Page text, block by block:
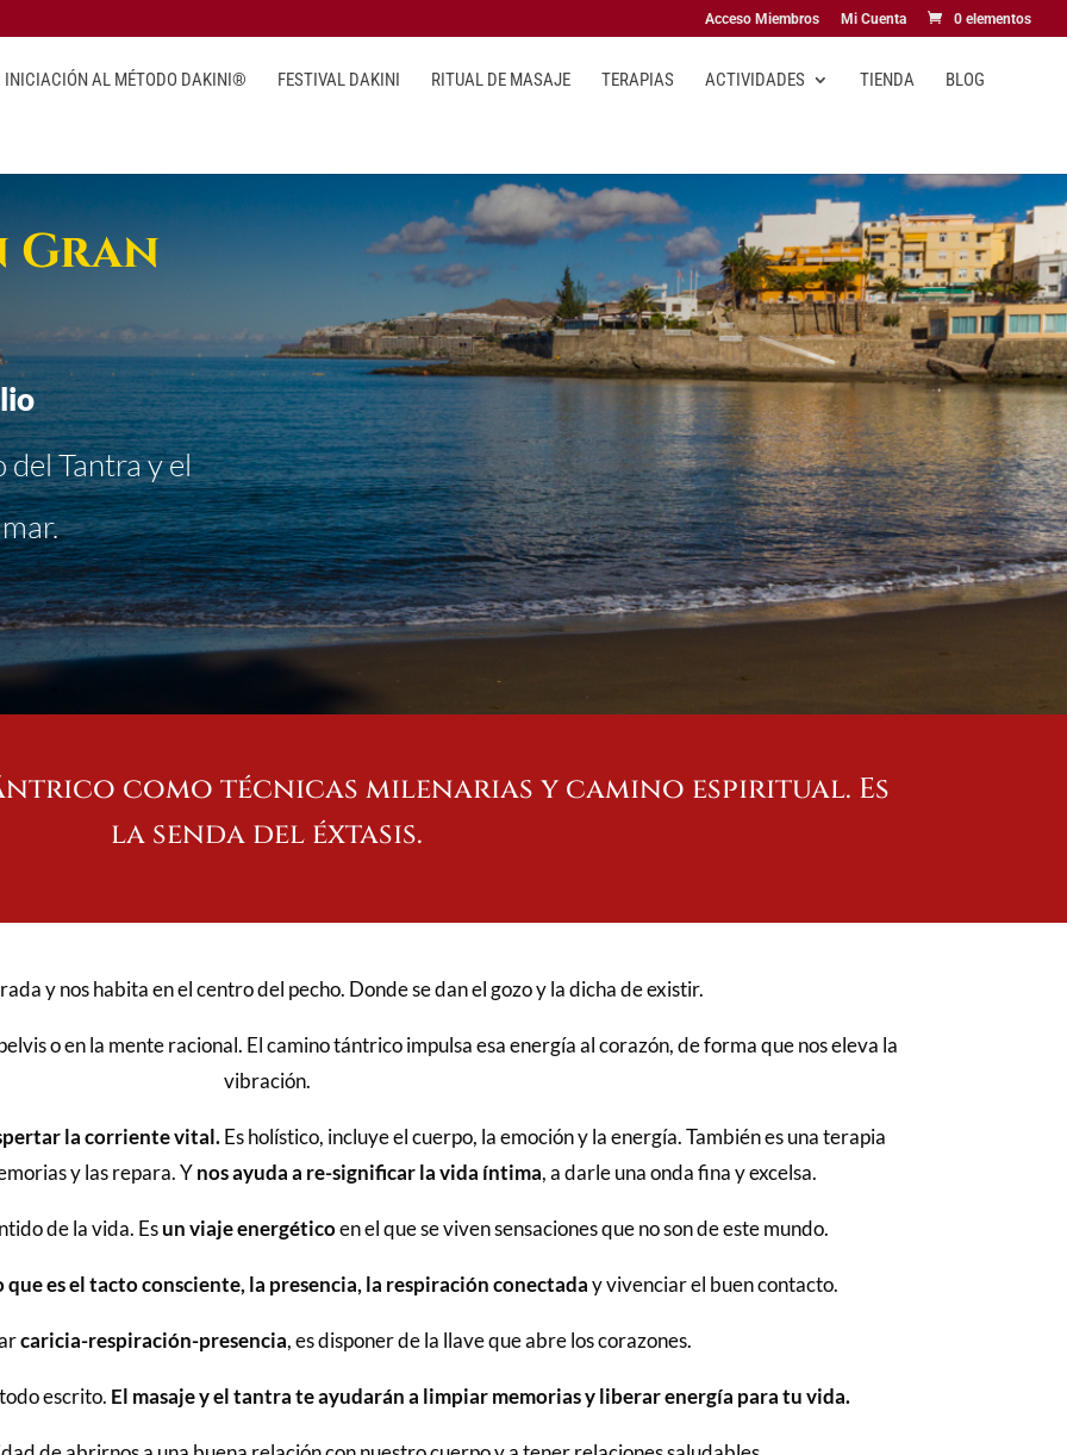
Acceso Miembros Mi Cuenta 0 elementos
INICIACIÓN AL MÉTODO DAKINI® FESTIVAL DAKINI RITUAL DE MASAJE TERAPIAS ACTIVIDADES TIENDA BLOG
Gran
Tantra y el
como técnicas milenarias y camino espiritual. Es
la senda del éxtasis.
y nos habita en el centro del pecho. Donde se dan el gozo y la dicha de existir.
o en la mente racional. El camino tántrico impulsa esa energía al corazón, de forma que nos eleva la
vibración.
la corriente vital.Es holístico, incluye el cuerpo, la emoción y la energía. También es una terapia
y las repara. Ynos ayuda a re-significar la vida íntima, a darle una onda fina y excelsa.
de la vida. Esun viaje energéticoen el que se viven sensaciones que no son de este mundo.
es el tacto consciente, la presencia, la respiración conectaday vivenciar el buen contacto.
caricia-respiración-presencia, es disponer de la llave que abre los corazones.
escrito. El masaje y el tantra te ayudarán a limpiar memorias y liberar energía para tu vida.